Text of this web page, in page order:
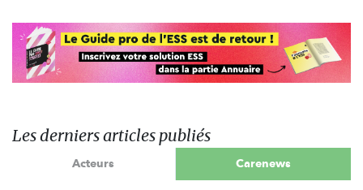
Les derniers articles publiés
Acteurs Carenews